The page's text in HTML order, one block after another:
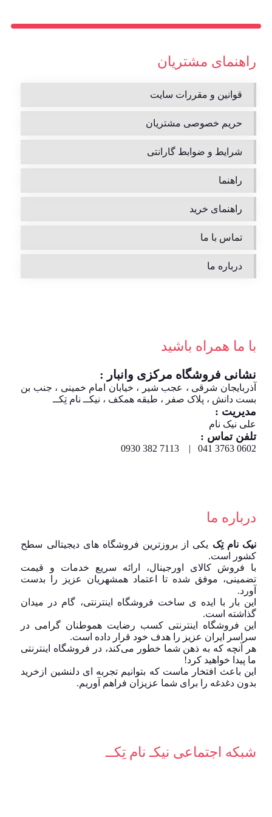
راهنمای مشتریان
قوانین و مقررات سایت
حریم خصوصی مشتریان
شرایط و ضوابط گارانتی
راهنما
راهنمای خرید
تماس با ما
درباره ما
با ما همراه باشید
نشانی فروشگاه مرکزی وانبار :
آذربایجان شرقی ، عجب شیر ، خیابان امام خمینی ، جنب بن
بست دانش ، پلاک صفر ، طبقه همکف ، نیکــ نام تِکــ
مدیریت :
علی نیک نام
تلفن تماس :
0602 3763 041 | 7113 382 0930
درباره ما
نیک نام تِک یکی از بروزترین فروشگاه های دیجیتالی سطح
کشور است.
با فروش کالای اورجینال، ارائه سریع خدمات و قیمت
تضمینی، موفق شده تا اعتماد همشهریان عزیز را بدست
آورد.
این بار با ایده ی ساخت فروشگاه اینترنتی، گام در میدان
گذاشته است.
این فروشگاه اینترنتی کسب رضایت هموطنان گرامی در
سراسر ایران عزیز را هدف خود قرار داده است.
هر آنچه که به ذهن شما خطور می‌کند، در فروشگاه اینترنتی
ما پیدا خواهید کرد!
این باعث افتخار ماست که بتوانیم تجربه ای دلنشین ازخرید
بدون دغدغه را برای شما عزیزان فراهم آوریم.
شبکه‌ اجتماعی نیکـ نام تِکــ